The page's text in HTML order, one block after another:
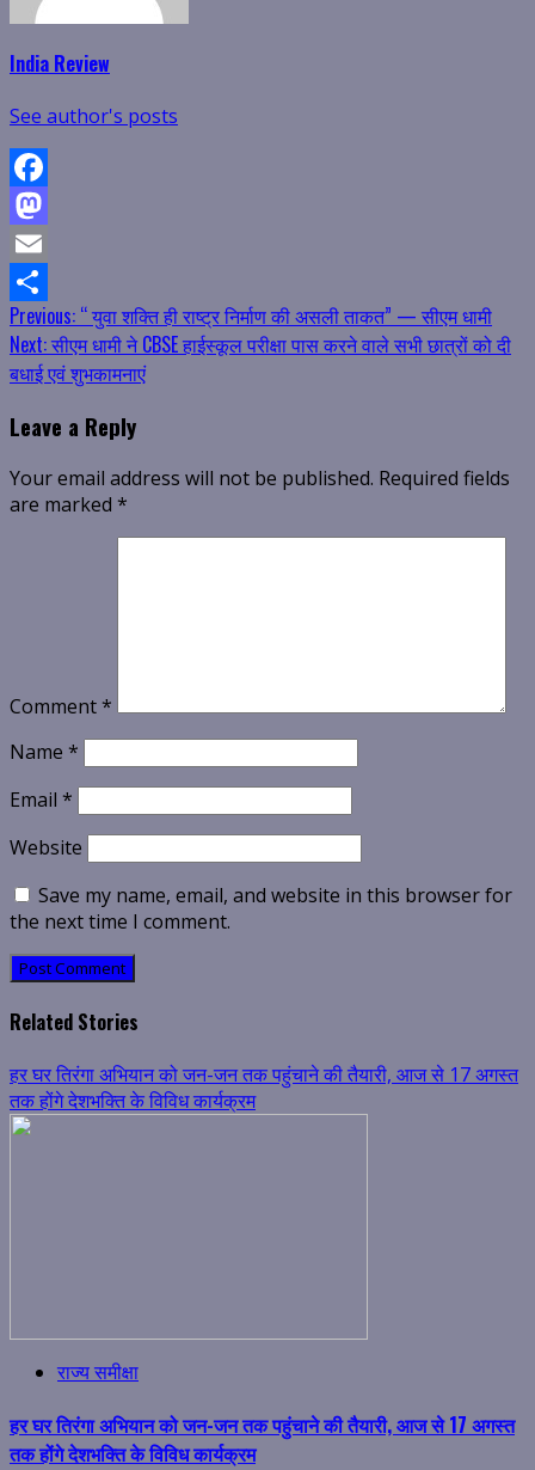
India Review
See author's posts
Facebook
Mastodon
Email
Share
Continue
Reading
Previous: “ युवा शक्ति ही राष्ट्र निर्माण की असली ताकत” — सीएम धामी
Next:सीएम धामी ने CBSE हाईस्कूल परीक्षा पास करने वाले सभी छात्रों को दी
बधाई एवं शुभकामनाएं
Leave a Reply
Your email address will not be published. Required fields
are marked *
Comment*
Name *
Email *
Website
Save my name, email, and website in this browser for
the next time I comment.
Related Stories
हर घर तिरंगा अभियान को जन-जन तक पहुंचाने की तैयारी, आज से 17 अगस्त
तक होंगे देशभक्ति के विविध कार्यक्रम
राज्य समीक्षा
हर घर तिरंगा अभियान को जन-जन तक पहुंचाने की तैयारी, आज से 17 अगस्त
तक होंगे देशभक्ति के विविध कार्यक्रम